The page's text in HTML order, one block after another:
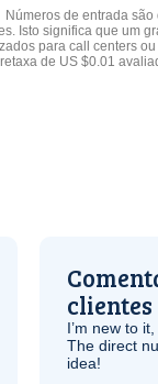
Números de entrada
Isto significa que um
para call centers
de US $0.01
clientes
I’m new to
The direct
idea!